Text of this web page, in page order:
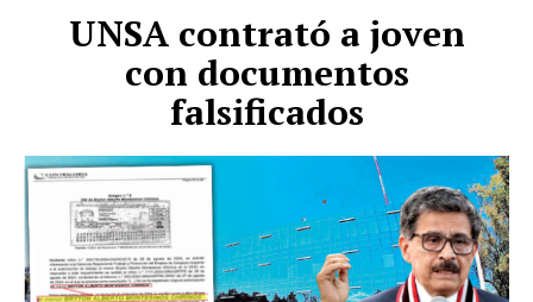
UNSA contrató a joven
con documentos
falsificados